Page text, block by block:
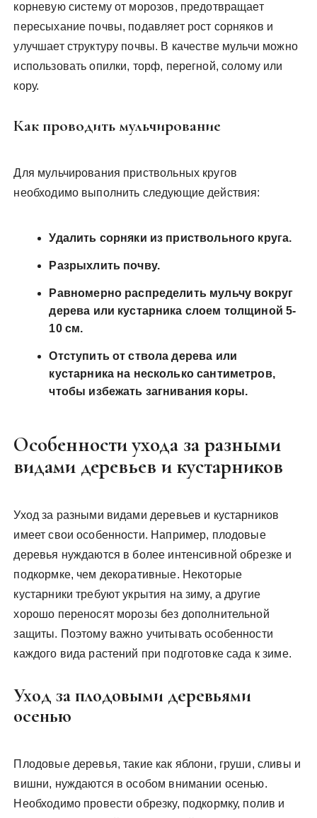
корневую систему от морозов, предотвращает
пересыхание почвы, подавляет рост сорняков и
улучшает структуру почвы. В качестве мульчи можно
использовать опилки, торф, перегной, солому или
кору.
Как проводить мульчирование
Для мульчирования приствольных кругов
необходимо выполнить следующие действия:
Удалить сорняки из приствольного круга.
Разрыхлить почву.
Равномерно распределить мульчу вокруг
дерева или кустарника слоем толщиной 5-
10 см.
Отступить от ствола дерева или
кустарника на несколько сантиметров,
чтобы избежать загнивания коры.
Особенности ухода за разными
видами деревьев и кустарников
Уход за разными видами деревьев и кустарников
имеет свои особенности. Например, плодовые
деревья нуждаются в более интенсивной обрезке и
подкормке, чем декоративные. Некоторые
кустарники требуют укрытия на зиму, а другие
хорошо переносят морозы без дополнительной
защиты. Поэтому важно учитывать особенности
каждого вида растений при подготовке сада к зиме.
Уход за плодовыми деревьями
осенью
Плодовые деревья, такие как яблони, груши, сливы и
вишни, нуждаются в особом внимании осенью.
Необходимо провести обрезку, подкормку, полив и